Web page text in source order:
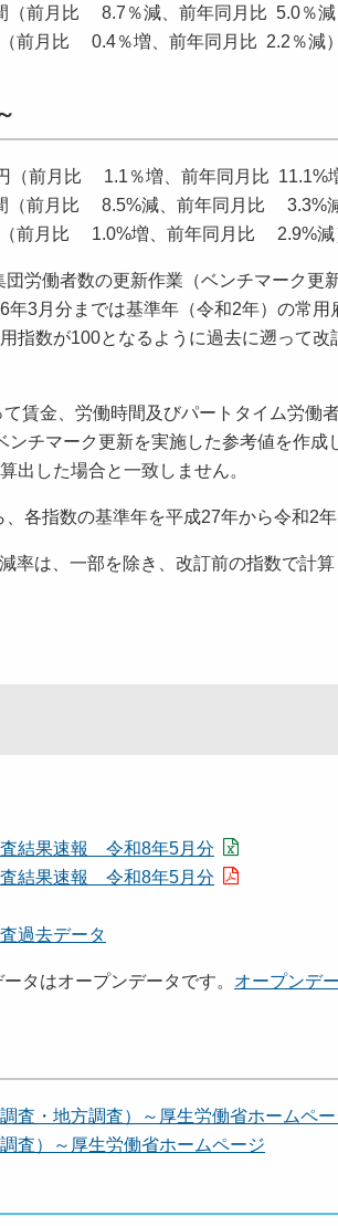
前月比 8.7％減、前年同月比 5.0％減
比 0.4％増、前年同月比 2.2％減）
前月比 1.1％増、前年同月比 11.1%
（前月比 8.5%減、前年同月比 3.3%減
比 1.0%増、前年同月比 2.9%減
労働者数の更新作業（ベンチマーク更
年3月分までは基準年（令和2年）の常
指数が100となるように過去に遡って
賃金、労働時間及びパートタイム労働
ンチマーク更新を実施した参考値を作
出した場合と一致しません。
各指数の基準年を平成27年から令和2年
率は、一部を除き、改訂前の指数で計
結果速報 令和8年5月分
結果速報 令和8年5月分
過去データ
タはオープンデータです。 オープンデ
査・地方調査）～厚生労働省ホームペー
査）～厚生労働省ホームページ